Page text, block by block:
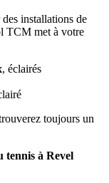
des installations de
TCM met à votre
, éclairés
toujours un
tennis à Revel